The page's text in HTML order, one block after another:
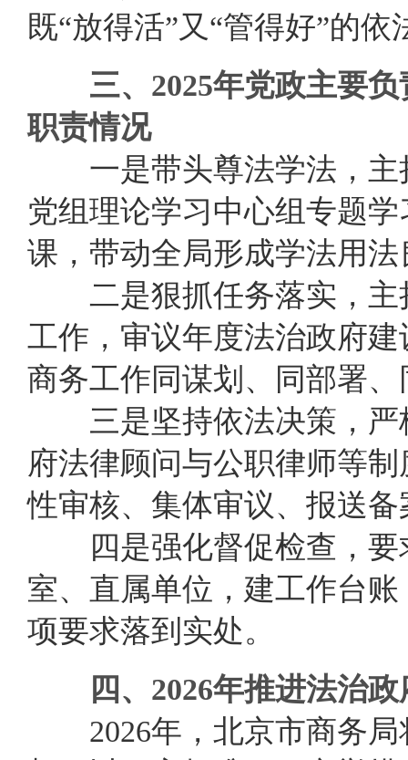
既“放得活”又“管得好”的依
三、2025年党政主要
职责情况
一是带头尊法学法，主
党组理论学习中心组专题
课，带动全局形成学法用
二是狠抓任务落实，主
工作，审议年度法治政府
商务工作同谋划、同部署、
三是坚持依法决策，严
府法律顾问与公职律师等
性审核、集体审议、报送
四是强化督促检查， 要
室、直属单位 ，建工作台账
项要求落到实处。
四、2026年推进法治
2026年， 北京市商务